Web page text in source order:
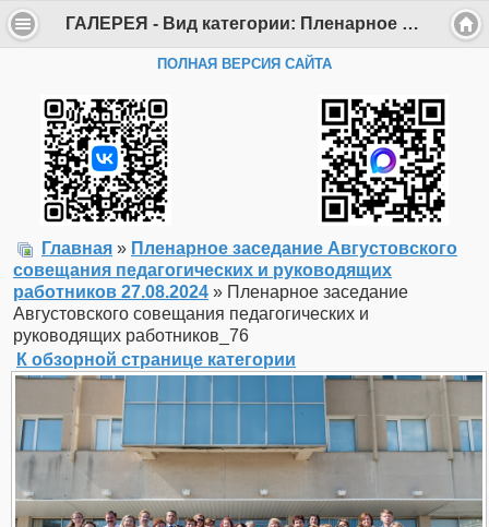
ГАЛЕРЕЯ - Вид категории: Пленарное заседание Августовского совещания педагогических и руководящих работников 27.08.2024 - Фото: Пленарное заседание Августовского совещания педагогических и руководящих работников_76 - Департамент образования Администрации г. Саров
ПОЛНАЯ ВЕРСИЯ САЙТА
Главная » Пленарное заседание Августовского
совещания педагогических и руководящих
работников 27.08.2024 » Пленарное заседание
Августовского совещания педагогических и
руководящих работников_76
К обзорной странице категории